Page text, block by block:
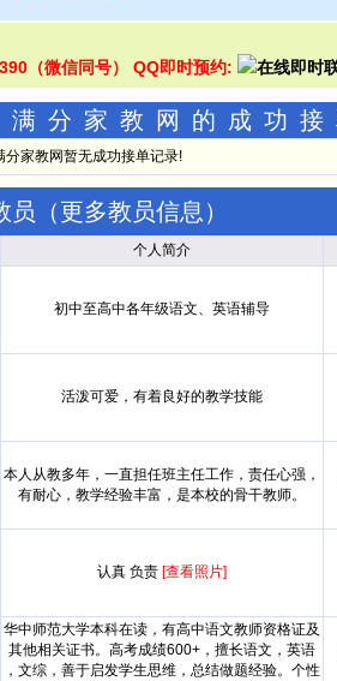
（微信同号） QQ即时预约:
分家教网的成功接
家教网暂无成功接单记录!
员（更多教员信息 ）
个人简介
初中至高中各年级语文、英语辅导
活泼可爱，有着良好的教学技能
本人从教多年，一直担任班主任工作，责任心强，
有耐心，教学经验丰富，是本校的骨干教师。
认真 负责 [查看照片]
华中师范大学本科在读，有高中语文教师资格证及
其他相关证书。高考成绩600+，擅长语文，英语
，文综，善于启发学生思维，总结做题经验。个性